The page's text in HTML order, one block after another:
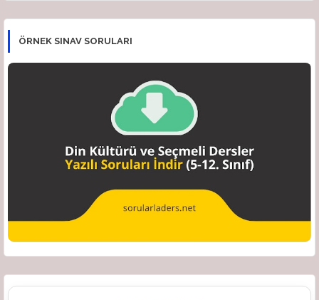
ÖRNEK SINAV SORULARI